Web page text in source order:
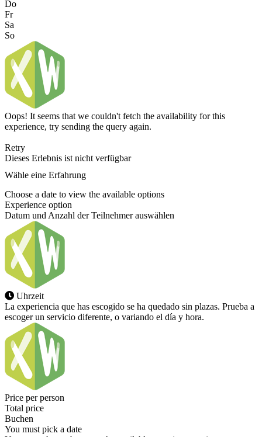
Do
Fr
Sa
So
Oops! It seems that we couldn't fetch the availability for this
experience, try sending the query again.
Retry
Dieses Erlebnis ist nicht verfügbar
Wähle eine Erfahrung
Choose a date to view the available options
Experience option
Datum und Anzahl der Teilnehmer auswählen
Uhrzeit
La experiencia que has escogido se ha quedado sin plazas. Prueba a
escoger un servicio diferente, o variando el día y hora.
Price per person
Total price
Buchen
You must pick a date